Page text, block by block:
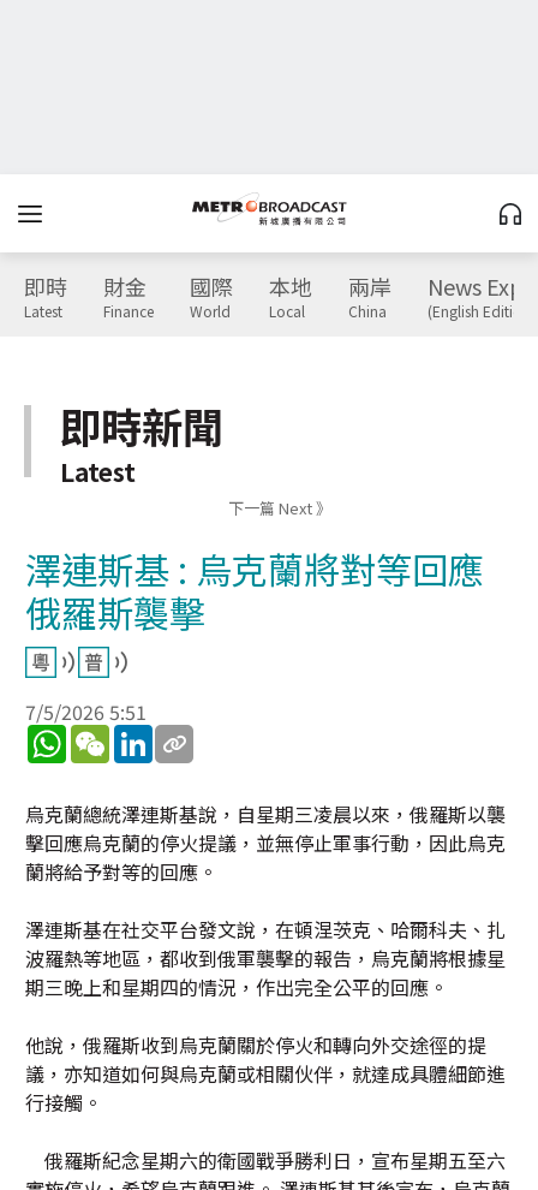
即時
Latest
財金
Finance
國際
World
本地
Local
兩岸
China
News
(English Edition)
即時新聞
Latest
下一篇 Next 》
澤連斯基 : 烏克蘭將對等回應
俄羅斯襲擊
7/5/2026 5:51
WhatsApp
WeChatLinkedIn
烏克蘭總統澤連斯基說，自星期三凌晨以來，俄羅斯以襲
擊回應烏克蘭的停火提議，並無停止軍事行動，因此烏克
蘭將給予對等的回應。
澤連斯基在社交平台發文說，在頓涅茨克、哈爾科夫、扎
波羅熱等地區，都收到俄軍襲擊的報告，烏克蘭將根據星
期三晚上和星期四的情況，作出完全公平的回應。
他說，俄羅斯收到烏克蘭關於停火和轉向外交途徑的提
議，亦知道如何與烏克蘭或相關伙伴，就達成具體細節進
行接觸。
俄羅斯紀念星期六的衛國戰爭勝利日，宣布星期五至六